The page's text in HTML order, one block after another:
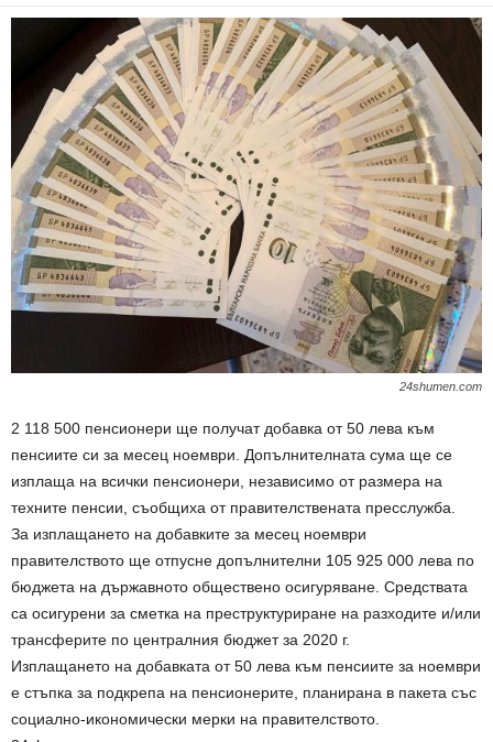
24shumen.com
2 118 500 пенсионери ще получат добавка от 50 лева към
пенсиите си за месец ноември. Допълнителната сума ще се
изплаща на всички пенсионери, независимо от размера на
техните пенсии, съобщиха от правителствената пресслужба.
За изплащането на добавките за месец ноември
правителството ще отпусне допълнителни 105 925 000 лева по
бюджета на държавното обществено осигуряване. Средствата
са осигурени за сметка на преструктуриране на разходите и/или
трансферите по централния бюджет за 2020 г.
Изплащането на добавката от 50 лeва към пенсиите за ноември
е стъпка за подкрепа на пенсионерите, планирана в пакета със
социално-икономически мерки на правителството.